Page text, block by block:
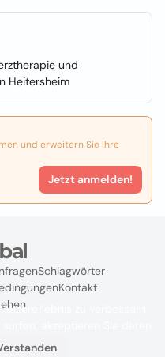
und
Heitersheim
und erweitern Sie Ihre
Jetzt anmelden!
Schlagwörter
Kontakt
2024
zu verbessern